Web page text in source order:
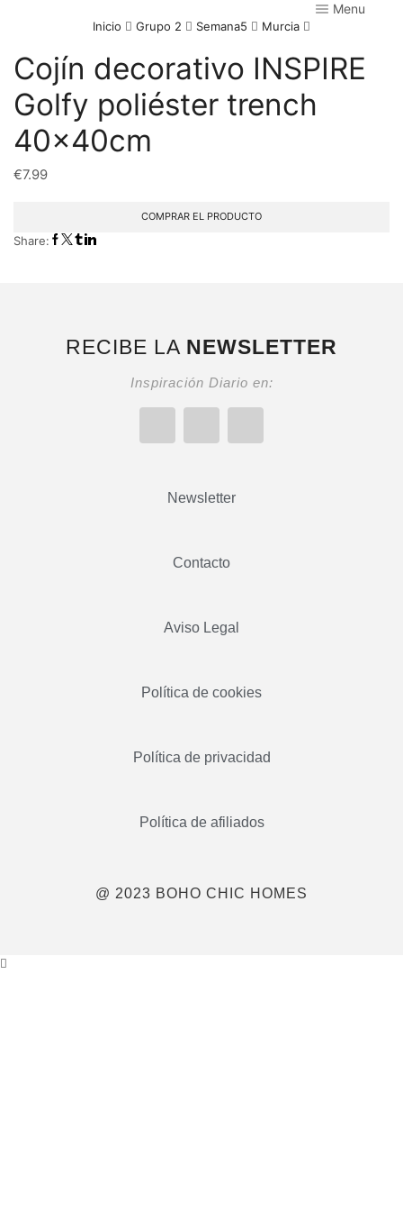
Menu
Inicio Grupo 2 Semana5 Murcia
Cojín decorativo INSPIRE
Golfy poliéster trench
40x40cm
€7.99
COMPRAR EL PRODUCTO
Share:
RECIBE LA NEWSLETTER
Inspiración Diario en:
Newsletter
Contacto
Aviso Legal
Política de cookies
Política de privacidad
Política de afiliados
@ 2023 BOHO CHIC HOMES